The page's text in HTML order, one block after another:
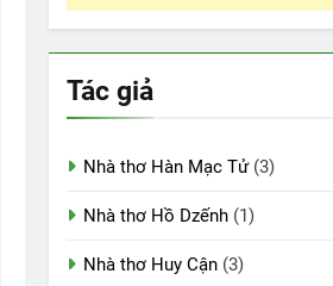
Tác giả
Nhà thơ Hàn Mạc Tử(3)
Nhà thơ Hồ Dzếnh (1)
Nhà thơ Huy Cận (3)